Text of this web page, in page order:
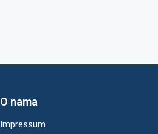
O nama
Impressum